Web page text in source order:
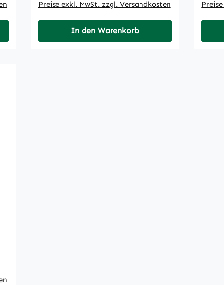
Preise exkl. MwSt. zzgl. Versandkosten
In den Warenkorb